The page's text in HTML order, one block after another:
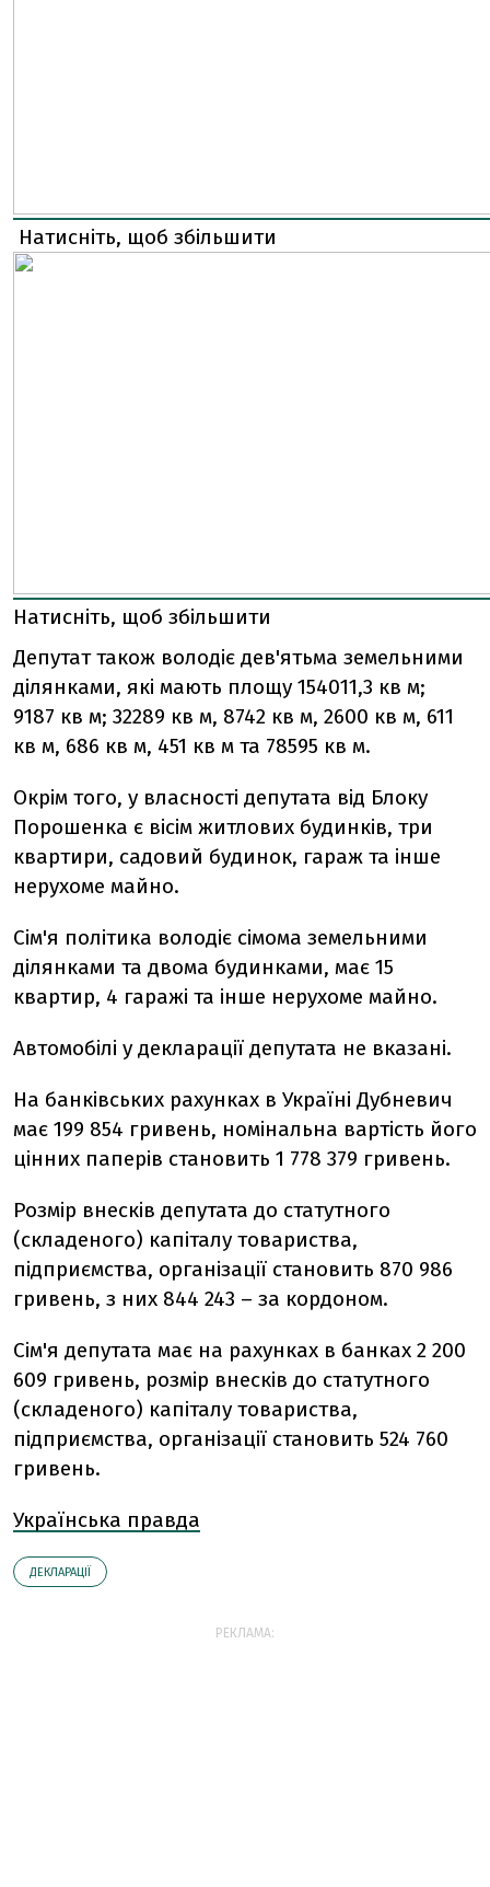
Натисніть, щоб збільшити
Натисніть, щоб збільшити
Депутат також володіє дев'ятьма земельними
ділянками, які мають площу 154011,3 кв м;
9187 кв м; 32289 кв м, 8742 кв м, 2600 кв м, 611
кв м, 686 кв м, 451 кв м та 78595 кв м.
Окрім того, у власності депутата від Блоку
Порошенка є вісім житлових будинків, три
квартири, садовий будинок, гараж та інше
нерухоме майно.
Сім'я політика володіє сімома земельними
ділянками та двома будинками, має 15
квартир, 4 гаражі та інше нерухоме майно.
Автомобілі у декларації депутата не вказані.
На банківських рахунках в Україні Дубневич
має 199 854 гривень, номінальна вартість його
цінних паперів становить 1 778 379 гривень.
Розмір внесків депутата до статутного
(складеного) капіталу товариства,
підприємства, організації становить 870 986
гривень, з них 844 243 – за кордоном.
Сім'я депутата має на рахунках в банках 2 200
609 гривень, розмір внесків до статутного
(складеного) капіталу товариства,
підприємства, організації становить 524 760
гривень.
Українська правда
ДЕКЛАРАЦІЇ
РЕКЛАМА: